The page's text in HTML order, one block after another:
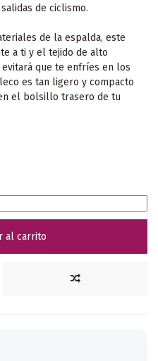
de ciclismo.
de la espalda, este
a ti y el tejido de alto
que te enfríes en los
es tan ligero y compacto
el bolsillo trasero de tu
al carrito